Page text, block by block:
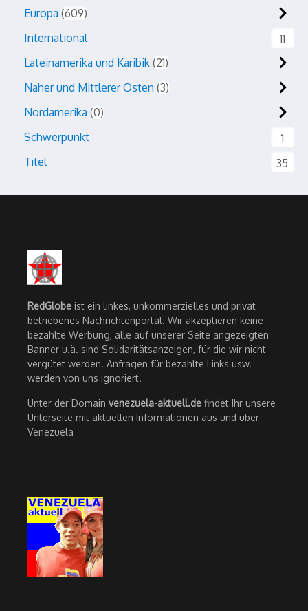
Europa 609
International
11
Lateinamerika und Karibik 21
Naher und Mittlerer Osten 3
Nordamerika 0
Schwerpunkt
1
Titel
35
RedGlobe ist ein linkes, unkommerzielles und privat
betriebenes Nachrichtenportal. Wir akzeptieren keine
bezahlte Werbung, alle auf unserer Seite angezeigten
Banner u.ä. sind Solidaritätsanzeigen, für die wir nicht
vergütet werden. Anfragen für bezahlte Links usw.
werden von uns ignoriert.
Unter der Domain venezuela-aktuell.de findet Ihr unsere
Unterseite mit aktuellen Informationen aus und über
Venezuela